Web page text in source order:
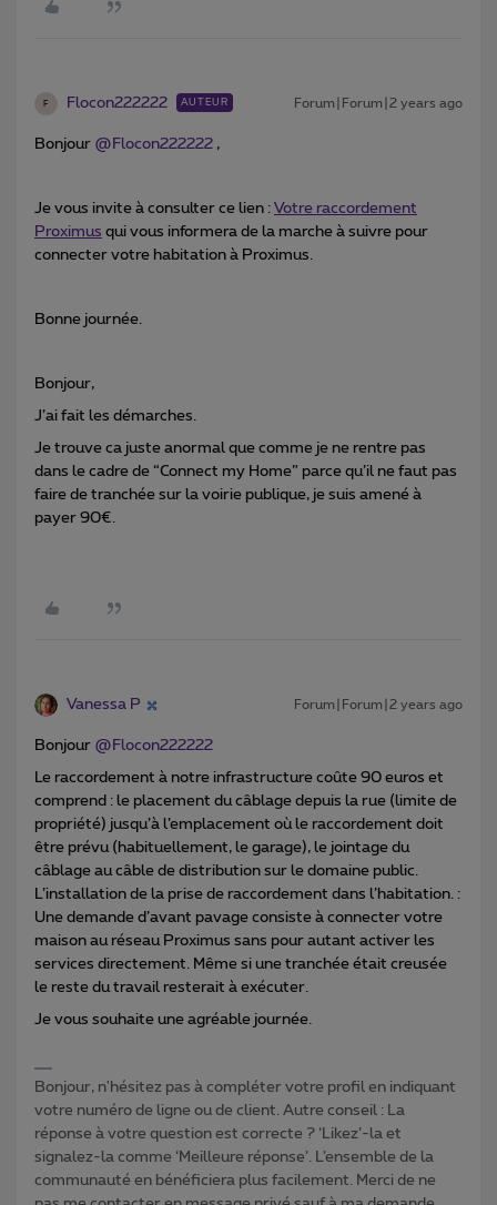
F Flocon222222 AUTEUR Forum|Forum|2 years ago
Bonjour @Flocon222222 ,
Je vous invite à consulter ce lien : Votre raccordement
Proximus qui vous informera de la marche à suivre pour
connecter votre habitation à Proximus.
Bonne journée.
Bonjour,
J’ai fait les démarches.
Je trouve ca juste anormal que comme je ne rentre pas
dans le cadre de “Connect my Home” parce qu’il ne faut pas
faire de tranchée sur la voirie publique, je suis amené à
payer 90€.
Vanessa P Forum|Forum|2 years ago
Bonjour @Flocon222222
Le raccordement à notre infrastructure coûte 90 euros et
comprend : le placement du câblage depuis la rue (limite de
propriété) jusqu’à l’emplacement où le raccordement doit
être prévu (habituellement, le garage), le jointage du
câblage au câble de distribution sur le domaine public.
L’installation de la prise de raccordement dans l’habitation. :
Une demande d’avant pavage consiste à connecter votre
maison au réseau Proximus sans pour autant activer les
services directement. Même si une tranchée était creusée
le reste du travail resterait à exécuter.
Je vous souhaite une agréable journée.
Bonjour, n'hésitez pas à compléter votre profil en indiquant
votre numéro de ligne ou de client. Autre conseil : La
réponse à votre question est correcte ? ‘Likez’-la et
signalez-la comme ‘Meilleure réponse’. L’ensemble de la
communauté en bénéficiera plus facilement. Merci de ne